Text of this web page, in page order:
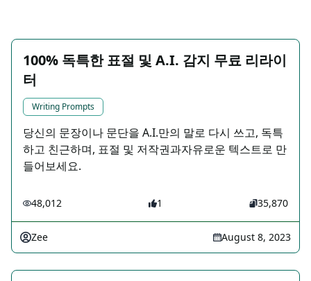
100% 독특한 표절 및 A.I. 감지 무료 리라이
터
Writing Prompts
당신의 문장이나 문단을 A.I.만의 말로 다시 쓰고, 독특
하고 친근하며, 표절 및 저작권과자유로운 텍스트로 만
들어보세요.
48,012 1 35,870
Zee August 8, 2023